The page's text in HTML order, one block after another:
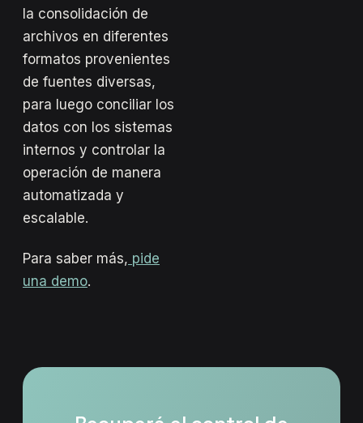
la consolidación de
archivos en diferentes
formatos provenientes
de fuentes diversas,
para luego conciliar los
datos con los sistemas
internos y controlar la
operación de manera
automatizada y
escalable.
Para saber más, pide
una demo.